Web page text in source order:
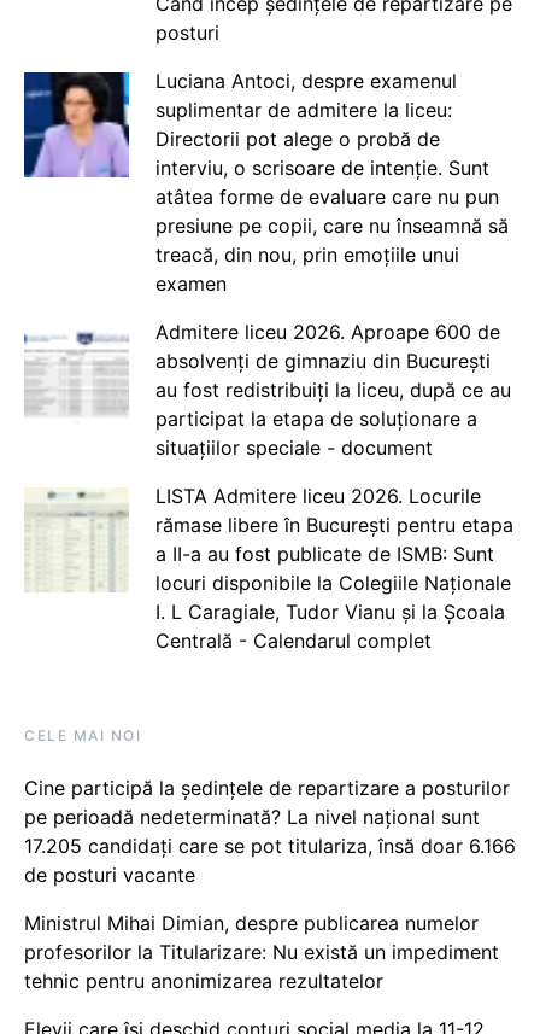
posturi
Luciana Antoci, despre examenul
suplimentar de admitere la liceu:
Directorii pot alege o probă de
interviu, o scrisoare de intenție. Sunt
atâtea forme de evaluare care nu pun
presiune pe copii, care nu înseamnă să
treacă, din nou, prin emoțiile unui
examen
Admitere liceu 2026. Aproape 600 de
absolvenți de gimnaziu din București
au fost redistribuiți la liceu, după ce au
participat la etapa de soluționare a
situațiilor speciale - document
LISTA Admitere liceu 2026. Locurile
rămase libere în București pentru etapa
a II-a au fost publicate de ISMB: Sunt
locuri disponibile la Colegiile Naționale
I. L Caragiale, Tudor Vianu și la Școala
Centrală - Calendarul complet
CELE MAI NOI
Cine participă la ședințele de repartizare a posturilor
pe perioadă nedeterminată? La nivel național sunt
17.205 candidați care se pot titulariza, însă doar 6.166
de posturi vacante
Ministrul Mihai Dimian, despre publicarea numelor
profesorilor la Titularizare: Nu există un impediment
tehnic pentru anonimizarea rezultatelor